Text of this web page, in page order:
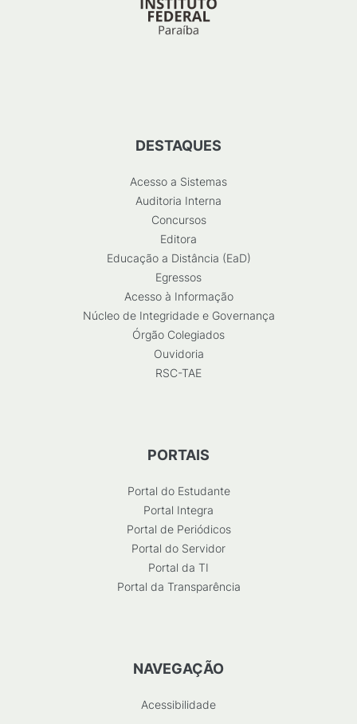
DESTAQUES
Acesso a Sistemas
Auditoria Interna
Concursos
Editora
Educação a Distância (EaD)
Egressos
Acesso à Informação
Núcleo de Integridade e Governança
Órgão Colegiados
Ouvidoria
RSC-TAE
PORTAIS
Portal do Estudante
Portal Integra
Portal de Periódicos
Portal do Servidor
Portal da TI
Portal da Transparência
NAVEGAÇÃO
Acessibilidade